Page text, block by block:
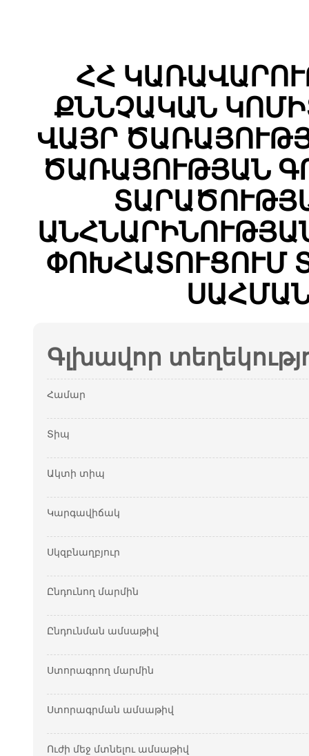
ՀՀ
ՔՆՆՉԱԿԱՆ
ՎԱՅՐ
ԾԱՌԱՅՈՒԹՅԱՆ
ՓՈԽՀԱՏՈՒՑՈՒՄ
Գլխավոր
Համար
Տիպ
Ակտի տիպ
Կարգավիճակ
Սկզբնաղբյուր
Ընդունող մարմին
Ընդունման ամսաթիվ
Ստորագրող մարմին
Ստորագրման ամսաթիվ
Ուժի մեջ մտնելու ամսաթիվ